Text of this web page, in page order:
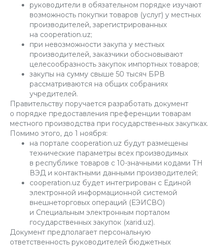
руководители в обязательном порядке изучают
возможность покупки товаров (услуг) у местных
производителей, зарегистрированных
на cooperation.uz;
при невозможности закупа у местных
производителей, заказчики обосновывают
целесообразность закупок импортных товаров;
закупы на сумму свыше 50 тысяч БРВ
рассматриваются на общих собраниях
учредителей.
Правительству поручается разработать документ
о порядке предоставления преференции товарам
местного производства при государственных закупках.
Помимо этого, до 1 ноября:
на портале cooperation.uz будут размещены
технические параметры всех производимых
в республике товаров с 10-значными кодами ТН
ВЭД и контактными данными производителей;
cooperation.uz будет интегрирован с Единой
электронной информационной системой
внешнеторговых операций (ЕЭИСВО)
и Специальным электронным порталом
государственных закупок (xarid.uz).
Документ предполагает персональную
ответственность руководителей бюджетных